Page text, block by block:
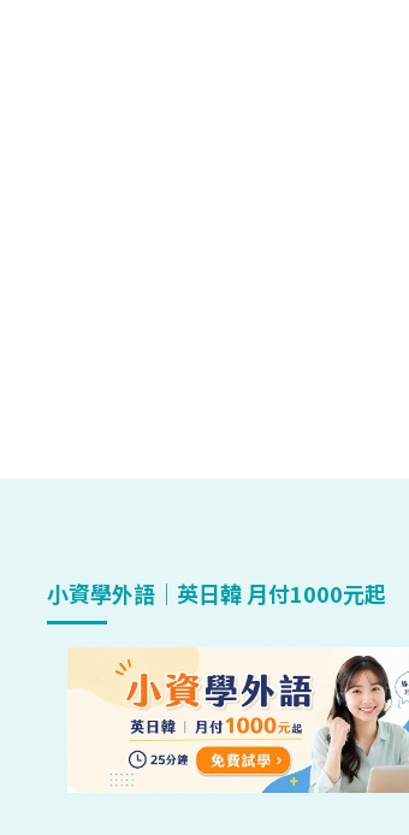
小資學外語｜英日韓 月付1000元起